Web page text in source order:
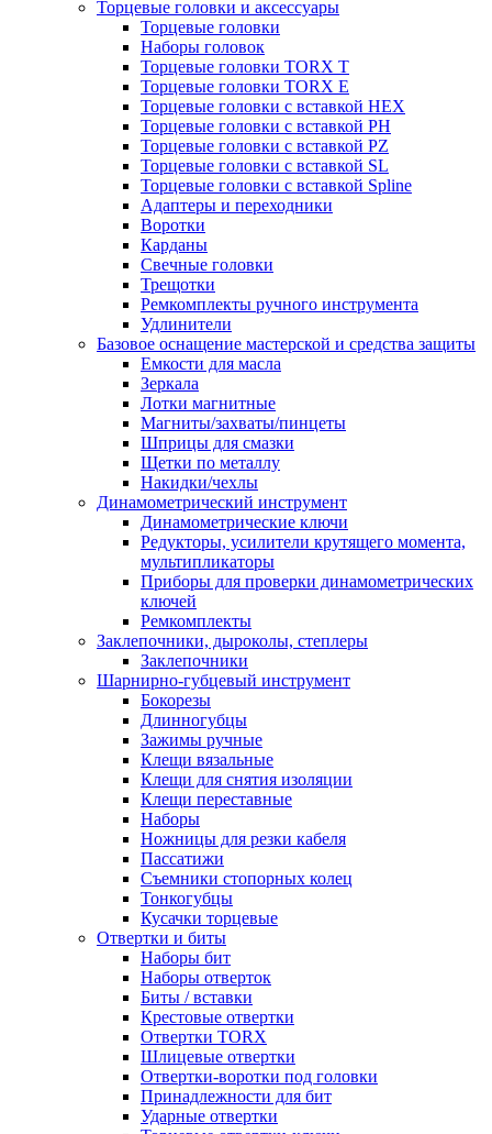
Торцевые головки и аксессуары
Торцевые головки
Наборы головок
Торцевые головки TORX T
Торцевые головки TORX Е
Торцевые головки с вставкой HEX
Торцевые головки с вставкой PH
Торцевые головки с вставкой PZ
Торцевые головки с вставкой SL
Торцевые головки с вставкой Spline
Адаптеры и переходники
Воротки
Карданы
Свечные головки
Трещотки
Ремкомплекты ручного инструмента
Удлинители
Базовое оснащение мастерской и средства защиты
Емкости для масла
Зеркала
Лотки магнитные
Магниты/захваты/пинцеты
Шприцы для смазки
Щетки по металлу
Накидки/чехлы
Динамометрический инструмент
Динамометрические ключи
Редукторы, усилители крутящего момента,
мультипликаторы
Приборы для проверки динамометрических
ключей
Ремкомплекты
Заклепочники, дыроколы, степлеры
Заклепочники
Шарнирно-губцевый инструмент
Бокорезы
Длинногубцы
Зажимы ручные
Клещи вязальные
Клещи для снятия изоляции
Клещи переставные
Наборы
Ножницы для резки кабеля
Пассатижи
Съемники стопорных колец
Тонкогубцы
Кусачки торцевые
Отвертки и биты
Наборы бит
Наборы отверток
Биты / вставки
Крестовые отвертки
Отвертки TORX
Шлицевые отвертки
Отвертки-воротки под головки
Принадлежности для бит
Ударные отвертки